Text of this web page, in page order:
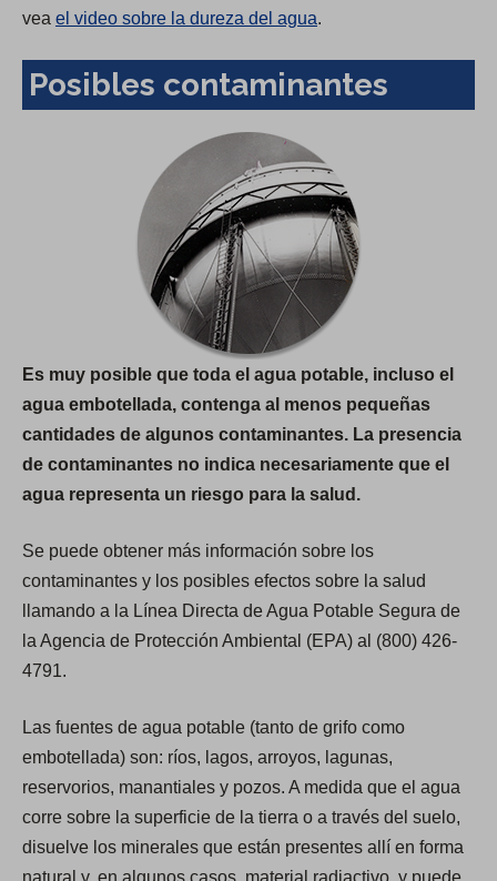
vea el video sobre la dureza del agua.
Posibles contaminantes
Es muy posible que toda el agua potable, incluso el
agua embotellada, contenga al menos pequeñas
cantidades de algunos contaminantes. La presencia
de contaminantes no indica necesariamente que el
agua representa un riesgo para la salud.
Se puede obtener más información sobre los
contaminantes y los posibles efectos sobre la salud
llamando a la Línea Directa de Agua Potable Segura de
la Agencia de Protección Ambiental (EPA) al (800) 426-
4791.
Las fuentes de agua potable (tanto de grifo como
embotellada) son: ríos, lagos, arroyos, lagunas,
reservorios, manantiales y pozos. A medida que el agua
corre sobre la superficie de la tierra o a través del suelo,
disuelve los minerales que están presentes allí en forma